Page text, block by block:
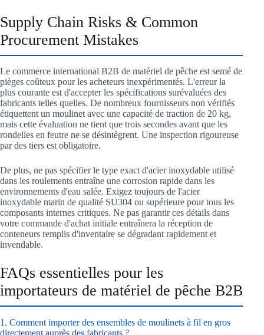
Supply Chain Risks & Common
Procurement Mistakes
Le commerce international B2B de matériel de pêche est semé de
pièges coûteux pour les acheteurs inexpérimentés. L'erreur la
plus courante est d'accepter les spécifications surévaluées des
fabricants telles quelles. De nombreux fournisseurs non vérifiés
étiquettent un moulinet avec une capacité de traction de 20 kg,
mais cette évaluation ne tient que trois secondes avant que les
rondelles en feutre ne se désintègrent. Une inspection rigoureuse
par des tiers est obligatoire.
De plus, ne pas spécifier le type exact d'acier inoxydable utilisé
dans les roulements entraîne une corrosion rapide dans les
environnements d'eau salée. Exigez toujours de l'acier
inoxydable marin de qualité SU304 ou supérieure pour tous les
composants internes critiques. Ne pas garantir ces détails dans
votre commande d'achat initiale entraînera la réception de
conteneurs remplis d'inventaire se dégradant rapidement et
invendable.
FAQs essentielles pour les
importateurs de matériel de pêche B2B
1. Comment importer des ensembles de moulinets à fil en gros